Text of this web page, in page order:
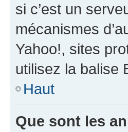
si c’est un
mécanismes
Yahoo!, sites
utilisez la balise
Haut
Que sont les